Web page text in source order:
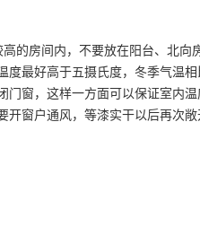
房间内，不要放在阳台、北向
度最好高于五摄氏度，冬季气温
门窗，这样一方面可以保证室内
开窗户通风，等漆实干以后再次